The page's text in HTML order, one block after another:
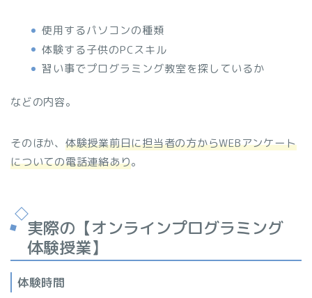
使用するパソコンの種類
体験する子供のPCスキル
習い事でプログラミング教室を探しているか
などの内容。
そのほか、 体験授業前日に担当者の方からWEBアンケート
についての電話連絡あり。
実際の【オンラインプログラミング
体験授業】
体験時間